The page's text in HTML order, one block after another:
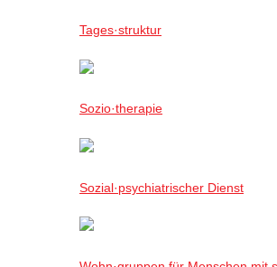
Tages·struktur
Sozio·therapie
Sozial·psychiatrischer Dienst